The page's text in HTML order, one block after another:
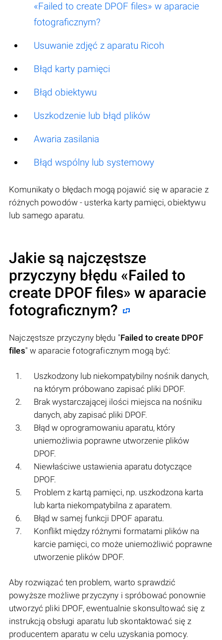
«Failed to create DPOF files» w aparacie
fotograficznym?
Usuwanie zdjęć z aparatu Ricoh
Błąd karty pamięci
Błąd obiektywu
Uszkodzenie lub błąd plików
Awaria zasilania
Błąd wspólny lub systemowy
Komunikaty o błędach mogą pojawić się w aparacie z
różnych powodów - usterka karty pamięci, obiektywu
lub samego aparatu.
Jakie są najczęstsze
przyczyny błędu «Failed to
create DPOF files» w aparacie
fotograficznym?
Najczęstsze przyczyny błędu "Failed to create DPOF
files" w aparacie fotograficznym mogą być:
Uszkodzony lub niekompatybilny nośnik danych,
na którym próbowano zapisać pliki DPOF.
Brak wystarczającej ilości miejsca na nośniku
danych, aby zapisać pliki DPOF.
Błąd w oprogramowaniu aparatu, który
uniemożliwia poprawne utworzenie plików
DPOF.
Niewłaściwe ustawienia aparatu dotyczące
DPOF.
Problem z kartą pamięci, np. uszkodzona karta
lub karta niekompatybilna z aparatem.
Błąd w samej funkcji DPOF aparatu.
Konflikt między różnymi formatami plików na
karcie pamięci, co może uniemożliwić poprawne
utworzenie plików DPOF.
Aby rozwiązać ten problem, warto sprawdzić
powyższe możliwe przyczyny i spróbować ponownie
utworzyć pliki DPOF, ewentualnie skonsultować się z
instrukcją obsługi aparatu lub skontaktować się z
producentem aparatu w celu uzyskania pomocy.